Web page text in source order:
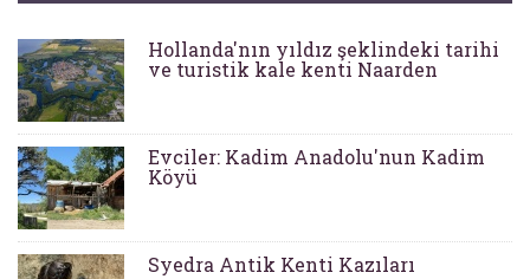
Hollanda'nın yıldız şeklindeki tarihi
ve turistik kale kenti Naarden
Evciler: Kadim Anadolu'nun Kadim
Köyü
Syedra Antik Kenti Kazıları